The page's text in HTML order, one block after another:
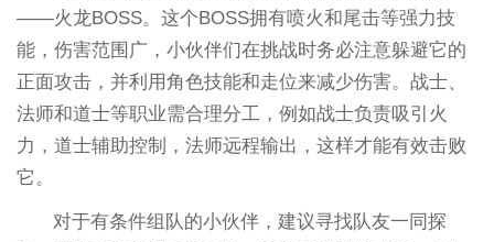
——火龙BOSS。这个BOSS拥有喷火和尾击等强力技
能，伤害范围广，小伙伴们在挑战时务必注意躲避它的
正面攻击，并利用角色技能和走位来减少伤害。战士、
法师和道士等职业需合理分工，例如战士负责吸引火
力，道士辅助控制，法师远程输出，这样才能有效击败
它。
对于有条件组队的小伙伴，建议寻找队友一同探